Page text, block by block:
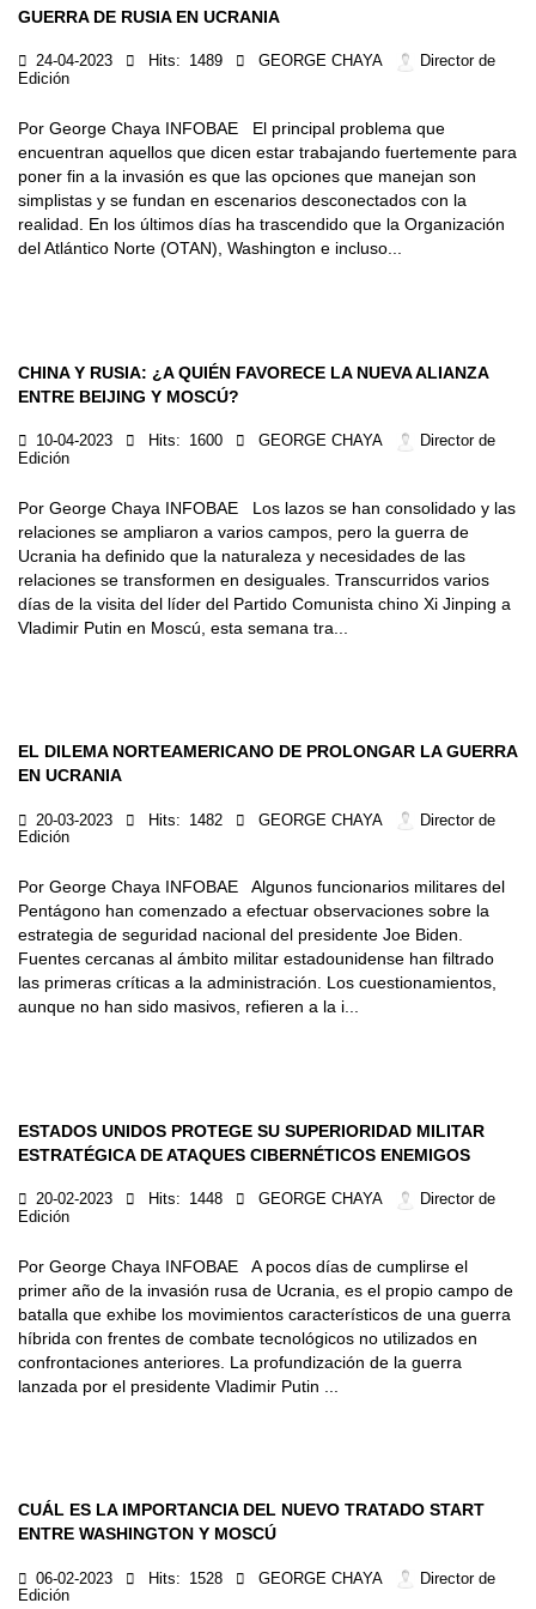
GUERRA DE RUSIA EN UCRANIA
24-04-2023 Hits: 1489 GEORGE CHAYA
Director de
Edición
Por George Chaya INFOBAE El principal problema que
encuentran aquellos que dicen estar trabajando fuertemente para
poner fin a la invasión es que las opciones que manejan son
simplistas y se fundan en escenarios desconectados con la
realidad. En los últimos días ha trascendido que la Organización
del Atlántico Norte (OTAN), Washington e incluso...
CHINA Y RUSIA: ¿A QUIÉN FAVORECE LA NUEVA ALIANZA
ENTRE BEIJING Y MOSCÚ?
10-04-2023 Hits: 1600 GEORGE CHAYA
Director de
Edición
Por George Chaya INFOBAE Los lazos se han consolidado y las
relaciones se ampliaron a varios campos, pero la guerra de
Ucrania ha definido que la naturaleza y necesidades de las
relaciones se transformen en desiguales. Transcurridos varios
días de la visita del líder del Partido Comunista chino Xi Jinping a
Vladimir Putin en Moscú, esta semana tra...
EL DILEMA NORTEAMERICANO DE PROLONGAR LA GUERRA
EN UCRANIA
20-03-2023 Hits: 1482 GEORGE CHAYA
Director de
Edición
Por George Chaya INFOBAE Algunos funcionarios militares del
Pentágono han comenzado a efectuar observaciones sobre la
estrategia de seguridad nacional del presidente Joe Biden.
Fuentes cercanas al ámbito militar estadounidense han filtrado
las primeras críticas a la administración. Los cuestionamientos,
aunque no han sido masivos, refieren a la i...
ESTADOS UNIDOS PROTEGE SU SUPERIORIDAD MILITAR
ESTRATÉGICA DE ATAQUES CIBERNÉTICOS ENEMIGOS
20-02-2023 Hits: 1448 GEORGE CHAYA
Director de
Edición
Por George Chaya INFOBAE A pocos días de cumplirse el
primer año de la invasión rusa de Ucrania, es el propio campo de
batalla que exhibe los movimientos característicos de una guerra
híbrida con frentes de combate tecnológicos no utilizados en
confrontaciones anteriores. La profundización de la guerra
lanzada por el presidente Vladimir Putin ...
CUÁL ES LA IMPORTANCIA DEL NUEVO TRATADO START
ENTRE WASHINGTON Y MOSCÚ
06-02-2023 Hits: 1528 GEORGE CHAYA
Director de
Edición